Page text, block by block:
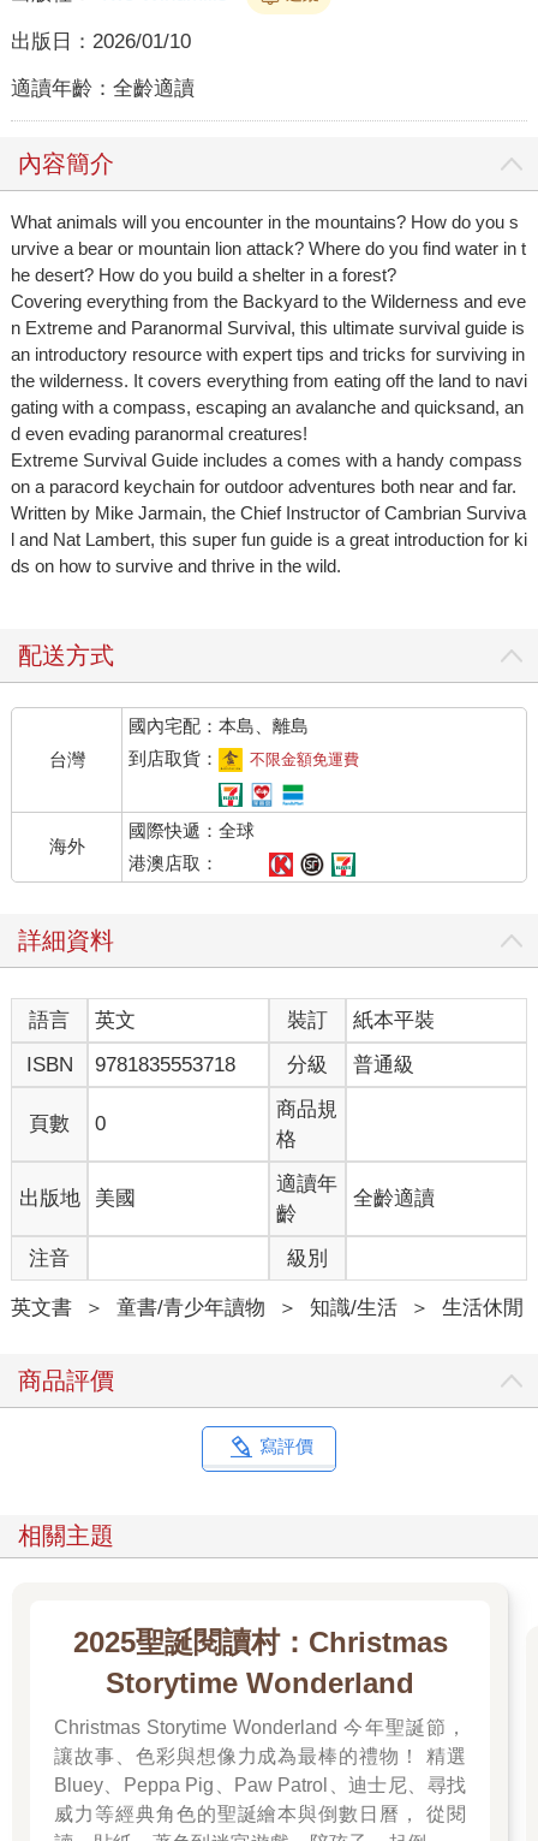
出版日： 2026/01/10
適讀年齡： 全齡適讀
內容簡介
What animals will you encounter in the mountains? How do you s
urvive a bear or mountain lion attack? Where do you find water in t
he desert? How do you build a shelter in a forest?
Covering everything from the Backyard to the Wilderness and eve
n Extreme and Paranormal Survival, this ultimate survival guide is
an introductory resource with expert tips and tricks for surviving in
the wilderness. It covers everything from eating off the land to navi
gating with a compass, escaping an avalanche and quicksand, an
d even evading paranormal creatures!
Extreme Survival Guide includes a comes with a handy compass
on a paracord keychain for outdoor adventures both near and far.
Written by Mike Jarmain, the Chief Instructor of Cambrian Surviva
l and Nat Lambert, this super fun guide is a great introduction for ki
ds on how to survive and thrive in the wild.
配送方式
台灣
國內宅配：本島、離島
到店取貨：
不限金額免運費
海外
國際快遞：全球
港澳店取：
詳細資料
語言 英文 裝訂
紙本平裝
ISBN
9781835553718 分級 普通級
頁數 0
商品規
格
出版地 美國
適讀年
齡
全齡適讀
注音 級別
英文書 ＞ 童書/青少年讀物 ＞ 知識/生活 ＞ 生活休閒
商品評價
寫評價
相關主題
2025聖誕閱讀村：Christmas
Storytime Wonderland
Christmas Storytime Wonderland 今年聖誕節，
讓故事、色彩與想像力成為最棒的禮物！ 精選
Bluey、Peppa Pig、Paw Patrol、迪士尼、尋找
威力等經典角色的聖誕繪本與倒數日曆， 從閱